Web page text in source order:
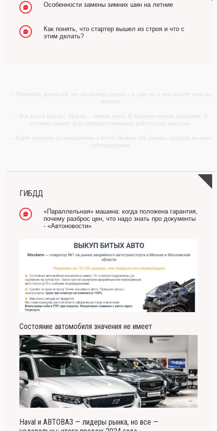
Особенности замены зимних шин на летние
Как понять, что стартер вышел из строя и что с
этим делать?
-- Начинайте делать все, что вы можете сделать – и даже то, о чем можете хотя бы
мечтать.
-- Все дело в мыслях. Мысль — начало всего. И мыслями можно управлять. И
поэтому главное дело совершенствования: работать над мыслями.
-- Идите уверенно по направлению к мечте. Живите той жизнью, которую вы сами
себе придумали.
-- Лучшее, что можно сделать с хорошим советом, это пропустить его мимо ушей.
ГИБДД
«Параллельная» машина: когда положена гарантия,
почему разброс цен, что надо знать про документы
- «Автоновости»
Состояние автомобиля значения не имеет
Haval и АВТОВАЗ — лидеры рынка, но все —